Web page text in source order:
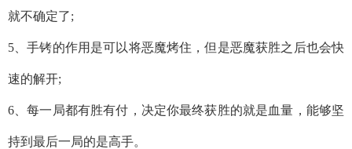
就不确定了;
5、手铐的作用是可以将恶魔烤住，但是恶魔获胜之后也会快
速的解开;
6、每一局都有胜有付，决定你最终获胜的就是血量，能够坚
持到最后一局的是高手。